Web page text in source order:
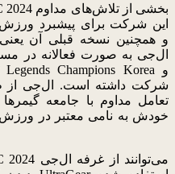
این شرکت برای پیشبرد
تعامل مداوم با جامعه